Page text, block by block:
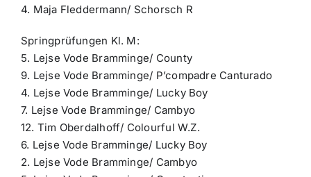
4. Maja Fleddermann/ Schorsch R
Springprüfungen Kl. M:
5. Lejse Vode Bramminge/ County
9. Lejse Vode Bramminge/ P’compadre Canturado
4. Lejse Vode Bramminge/ Lucky Boy
7. Lejse Vode Bramminge/ Cambyo
12. Tim Oberdalhoff/ Colourful W.Z.
6. Lejse Vode Bramminge/ Lucky Boy
2. Lejse Vode Bramminge/ Cambyo